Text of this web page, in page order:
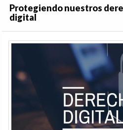
Protegiendo nuestros
digital